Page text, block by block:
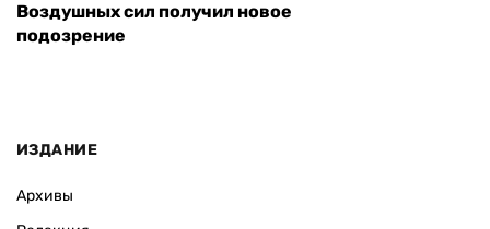
Воздушных сил получил новое
подозрение
ИЗДАНИЕ
Архивы